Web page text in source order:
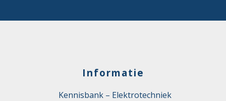
Informatie
Kennisbank – Elektrotechniek